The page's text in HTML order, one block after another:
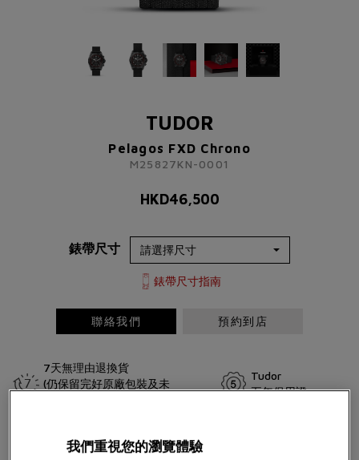
TUDOR
Pelagos FXD Chrono
M25827KN-0001
HKD46,500
錶帶尺寸
錶帶尺寸指南
聯絡我們 預約到店
7天無理由退換貨
(仍保留完好原廠包裝及未
Tudor
五年保用證
Pelagos FXD Chrono「自行車版」專為帝舵表職業自行車隊
（TUDOR Pro Cycling Team）設計，以輕巧及功能性演繹自行車運
TUDOR
Pelagos FXD Chrono
HKD 46,500
+852 2192 3123
請完成以下表格
小姐 女士 太太
留言
我們重視您的瀏覽體驗